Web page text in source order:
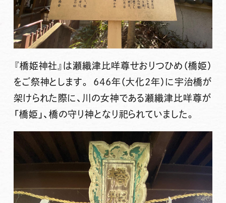
『橋姫神社』は瀬織津比咩尊せおりつひめ（橋姫）
をご祭神とします。 646年（大化2年）に宇治橋が
架けられた際に、川の女神である瀬織津比咩尊が
「橋姫」、橋の守り神となり祀られていました。